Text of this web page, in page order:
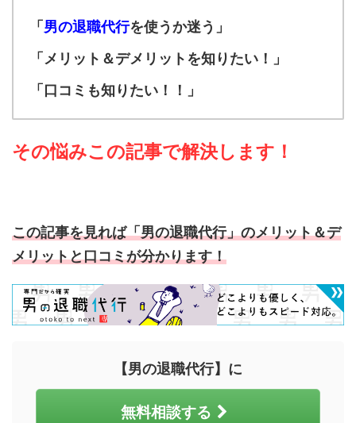
「 男の退職代行を使うか迷う 」
「メリット＆デメリットを知りたい！
」
「口コミも知りたい！！
」
その悩みこの記事で解決します！
この記事を見れば「男の退職代行」のメリット＆デ
メリットと口コミが分かります！
【男の退職代行】に
無料相談する